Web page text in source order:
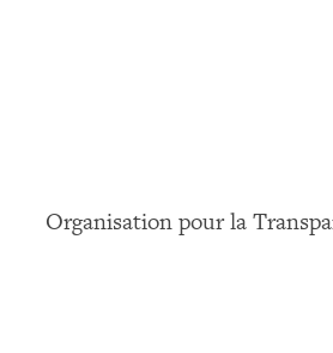
Organisation pour la